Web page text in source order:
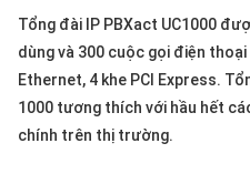
Tổng đài IP PBXact UC1000
dùng và 300 cuộc gọi điện
Ethernet, 4 khe PCI Express.
1000 tương thích với hầu hết
chính trên thị trường.
Tin
Liên
hệ
Giới